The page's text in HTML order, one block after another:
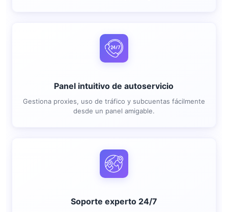
Panel intuitivo de autoservicio
Gestiona proxies, uso de tráfico y subcuentas fácilmente
desde un panel amigable.
Soporte experto 24/7